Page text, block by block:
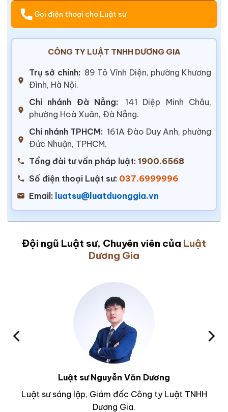
Gọi điện thoại cho Luật sư
CÔNG TY LUẬT TNHH DƯƠNG GIA
Trụ sở chính: 89 Tô Vĩnh Diện, phường Khương
Đình, Hà Nội.
Chi nhánh Đà Nẵng:
141 Diệp Minh Châu,
phường Hoà Xuân, Đà Nẵng.
Chi nhánh TPHCM: 161A Đào Duy Anh, phường
Đức Nhuận, TPHCM.
Tổng đài tư vấn pháp luật: 1900.6568
Số điện thoại Luật sư: 037.6999996
Email: luatsu@luatduonggia.vn
Đội ngũ Luật sư, Chuyên viên của Luật
Dương Gia
Luật sư Nguyễn Văn Dương
Luật sư sáng lập, Giám đốc Công ty Luật TNHH
Dương Gia.